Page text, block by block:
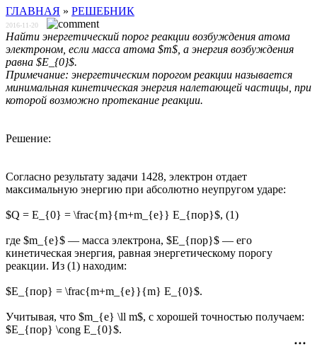
ГЛАВНАЯ » РЕШЕБНИК
2016-11-20
Найти энергетический порог реакции возбуждения атома
электроном, если масса атома $m$, а энергия возбуждения
равна $E_{0}$.
Примечание: энергетическим порогом реакции называется
минимальная кинетическая энергия налетающей частицы, при
которой возможно протекание реакции.
Решение:
Согласно результату задачи 1428, электрон отдает
максимальную энергию при абсолютно неупругом ударе:
$Q = E_{0} = \frac{m}{m+m_{e}} E_{пор}$, (1)
где $m_{e}$ — масса электрона, $E_{пор}$ — его
кинетическая энергия, равная энергетическому порогу
реакции. Из (1) находим:
$E_{пор} = \frac{m+m_{e}}{m} E_{0}$.
Учитывая, что $m_{e} \ll m$, с хорошей точностью получаем:
$E_{пор} \cong E_{0}$.